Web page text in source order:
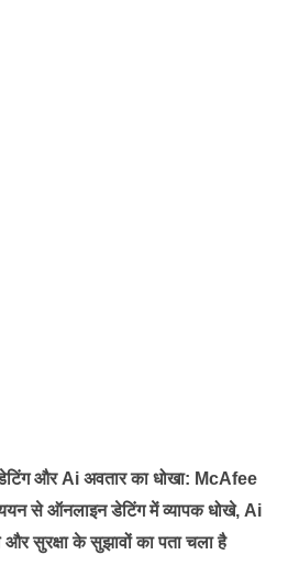
की सहायता से ही होता हैं तो
होना चाहियें । हालाँकि बैंक किसी
सर्टिफिकेट नहीं मांगती हैं फिर भी
होना जरुरी हैं ।
डेटिंग और Ai अवतार का धोखा: McAfee
से ऑनलाइन डेटिंग में व्यापक धोखे, Ai
और सुरक्षा के सुझावों का पता चला है